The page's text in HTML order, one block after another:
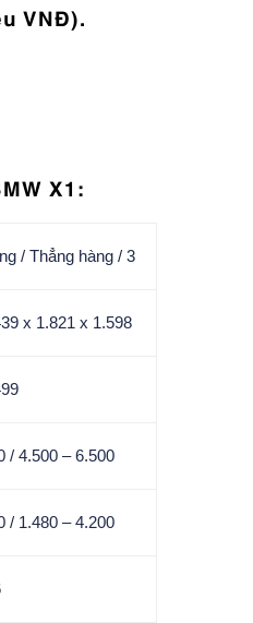
VNĐ).
X1:
/ Thẳng hàng / 3
x 1.821 x 1.598
/ 4.500 – 6.500
/ 1.480 – 4.200